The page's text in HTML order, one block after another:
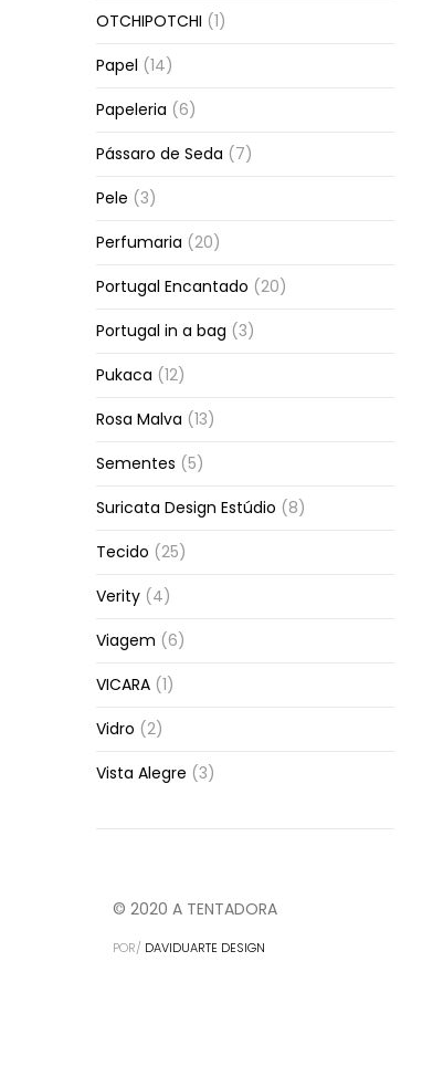
OTCHIPOTCHI (1)
Papel (14)
Papeleria (6)
Pássaro de Seda (7)
Pele (3)
Perfumaria (20)
Portugal Encantado (20)
Portugal in a bag (3)
Pukaca (12)
Rosa Malva (13)
Sementes (5)
Suricata Design Estúdio (8)
Tecido (25)
Verity (4)
Viagem (6)
VICARA (1)
Vidro (2)
Vista Alegre (3)
© 2020 A TENTADORA
POR/ DAVIDUARTE DESIGN